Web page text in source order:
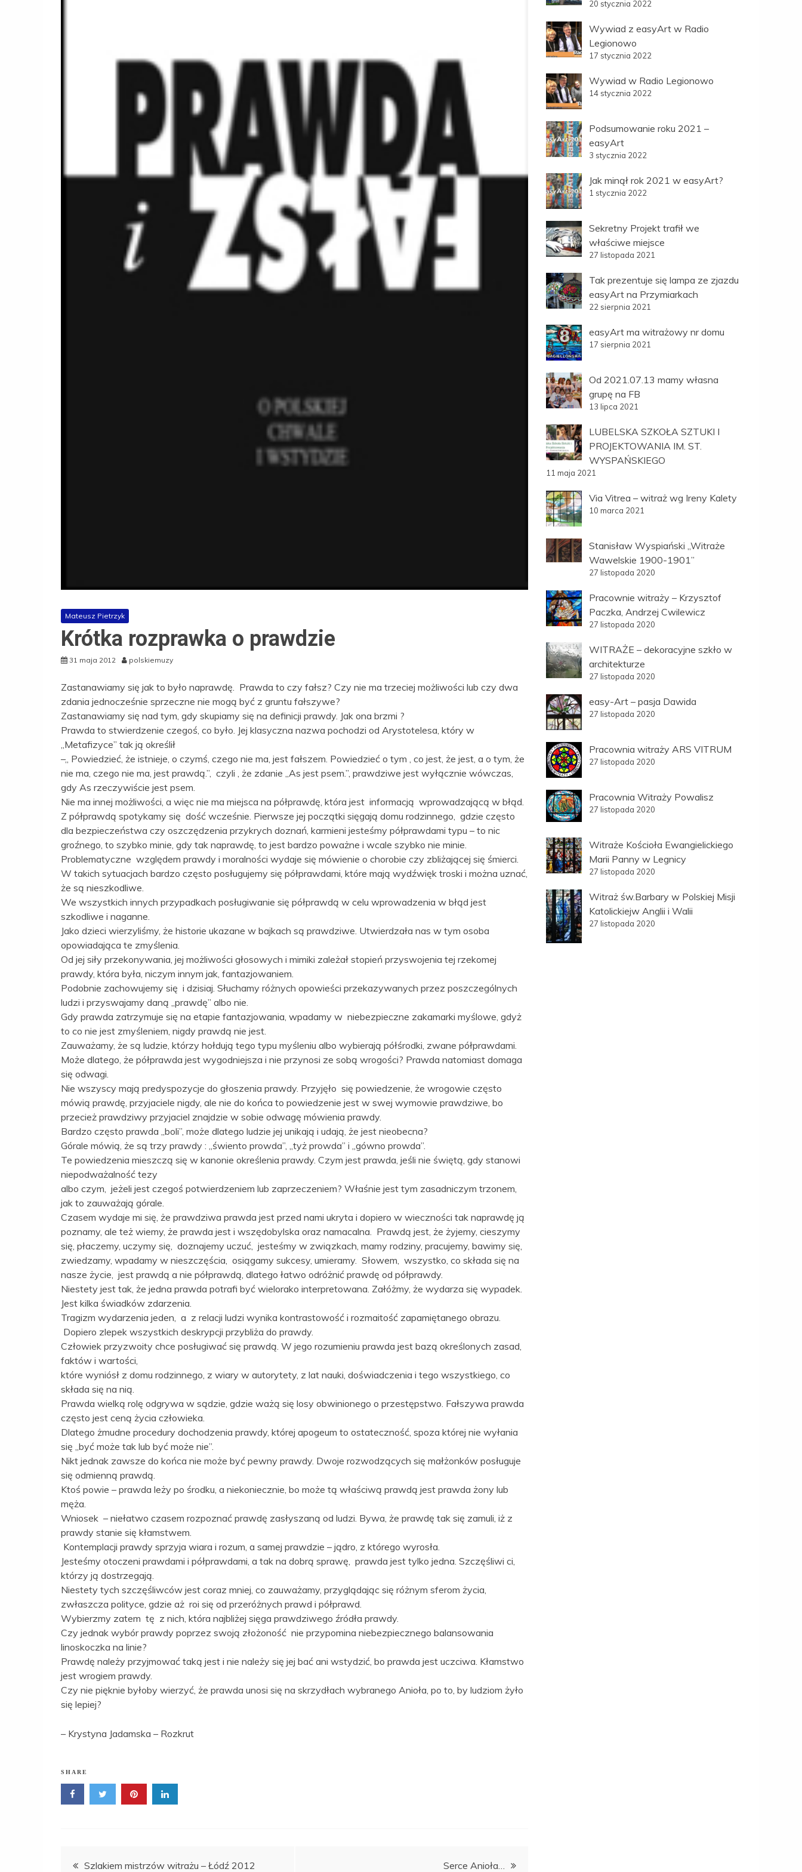
Mateusz Pietrzyk
Krótka rozprawka o prawdzie
31 maja 2012 polskiemuzy
Zastanawiamy się jak to było naprawdę. Prawda to czy fałsz? Czy nie ma trzeciej możliwości lub czy dwa
zdania jednocześnie sprzeczne nie mogą być z gruntu fałszywe?
Zastanawiamy się nad tym, gdy skupiamy się na definicji prawdy. Jak ona brzmi ?
Prawda to stwierdzenie czegoś, co było. Jej klasyczna nazwa pochodzi od Arystotelesa, który w
„Metafizyce” tak ją określił
–„ Powiedzieć, że istnieje, o czymś, czego nie ma, jest fałszem. Powiedzieć o tym , co jest, że jest, a o tym, że
nie ma, czego nie ma, jest prawdą.”, czyli , że zdanie „As jest psem.”, prawdziwe jest wyłącznie wówczas,
gdy As rzeczywiście jest psem.
Nie ma innej możliwości, a więc nie ma miejsca na półprawdę, która jest informacją wprowadzającą w błąd.
Z półprawdą spotykamy się dość wcześnie. Pierwsze jej początki sięgają domu rodzinnego, gdzie często
dla bezpieczeństwa czy oszczędzenia przykrych doznań, karmieni jesteśmy półprawdami typu – to nic
groźnego, to szybko minie, gdy tak naprawdę, to jest bardzo poważne i wcale szybko nie minie.
Problematyczne względem prawdy i moralności wydaje się mówienie o chorobie czy zbliżającej się śmierci.
W takich sytuacjach bardzo często posługujemy się półprawdami, które mają wydźwięk troski i można uznać,
że są nieszkodliwe.
We wszystkich innych przypadkach posługiwanie się półprawdą w celu wprowadzenia w błąd jest
szkodliwe i naganne.
Jako dzieci wierzyliśmy, że historie ukazane w bajkach są prawdziwe. Utwierdzała nas w tym osoba
opowiadająca te zmyślenia.
Od jej siły przekonywania, jej możliwości głosowych i mimiki zależał stopień przyswojenia tej rzekomej
prawdy, która była, niczym innym jak, fantazjowaniem.
Podobnie zachowujemy się i dzisiaj. Słuchamy różnych opowieści przekazywanych przez poszczególnych
ludzi i przyswajamy daną „prawdę” albo nie.
Gdy prawda zatrzymuje się na etapie fantazjowania, wpadamy w niebezpieczne zakamarki myślowe, gdyż
to co nie jest zmyśleniem, nigdy prawdą nie jest.
Zauważamy, że są ludzie, którzy hołdują tego typu myśleniu albo wybierają półśrodki, zwane półprawdami.
Może dlatego, że półprawda jest wygodniejsza i nie przynosi ze sobą wrogości? Prawda natomiast domaga
się odwagi.
Nie wszyscy mają predyspozycje do głoszenia prawdy. Przyjęło się powiedzenie, że wrogowie często
mówią prawdę, przyjaciele nigdy, ale nie do końca to powiedzenie jest w swej wymowie prawdziwe, bo
przecież prawdziwy przyjaciel znajdzie w sobie odwagę mówienia prawdy.
Bardzo często prawda „boli”, może dlatego ludzie jej unikają i udają, że jest nieobecna?
Górale mówią, że są trzy prawdy : „świento prowda”, „tyż prowda” i „gówno prowda”.
Te powiedzenia mieszczą się w kanonie określenia prawdy. Czym jest prawda, jeśli nie świętą, gdy stanowi
niepodważalność tezy
albo czym, jeżeli jest czegoś potwierdzeniem lub zaprzeczeniem? Właśnie jest tym zasadniczym trzonem,
jak to zauważają górale.
Czasem wydaje mi się, że prawdziwa prawda jest przed nami ukryta i dopiero w wieczności tak naprawdę ją
poznamy, ale też wiemy, że prawda jest i wszędobylska oraz namacalna. Prawdą jest, że żyjemy, cieszymy
się, płaczemy, uczymy się, doznajemy uczuć, jesteśmy w związkach, mamy rodziny, pracujemy, bawimy się,
zwiedzamy, wpadamy w nieszczęścia, osiągamy sukcesy, umieramy. Słowem, wszystko, co składa się na
nasze życie, jest prawdą a nie półprawdą, dlatego łatwo odróżnić prawdę od półprawdy.
Niestety jest tak, że jedna prawda potrafi być wielorako interpretowana. Załóżmy, że wydarza się wypadek.
Jest kilka świadków zdarzenia.
Tragizm wydarzenia jeden, a z relacji ludzi wynika kontrastowość i rozmaitość zapamiętanego obrazu.
Dopiero zlepek wszystkich deskrypcji przybliża do prawdy.
Człowiek przyzwoity chce posługiwać się prawdą. W jego rozumieniu prawda jest bazą określonych zasad,
faktów i wartości,
które wyniósł z domu rodzinnego, z wiary w autorytety, z lat nauki, doświadczenia i tego wszystkiego, co
składa się na nią.
Prawda wielką rolę odgrywa w sądzie, gdzie ważą się losy obwinionego o przestępstwo. Fałszywa prawda
często jest ceną życia człowieka.
Dlatego żmudne procedury dochodzenia prawdy, której apogeum to ostateczność, spoza której nie wyłania
się „być może tak lub być może nie”.
Nikt jednak zawsze do końca nie może być pewny prawdy. Dwoje rozwodzących się małżonków posługuje
się odmienną prawdą.
Ktoś powie – prawda leży po środku, a niekoniecznie, bo może tą właściwą prawdą jest prawda żony lub
męża.
Wniosek – niełatwo czasem rozpoznać prawdę zasłyszaną od ludzi. Bywa, że prawdę tak się zamuli, iż z
prawdy stanie się kłamstwem.
Kontemplacji prawdy sprzyja wiara i rozum, a samej prawdzie – jądro, z którego wyrosła.
Jesteśmy otoczeni prawdami i półprawdami, a tak na dobrą sprawę, prawda jest tylko jedna. Szczęśliwi ci,
którzy ją dostrzegają.
Niestety tych szczęśliwców jest coraz mniej, co zauważamy, przyglądając się różnym sferom życia,
zwłaszcza polityce, gdzie aż roi się od przeróżnych prawd i półprawd.
Wybierzmy zatem tę z nich, która najbliżej sięga prawdziwego źródła prawdy.
Czy jednak wybór prawdy poprzez swoją złożoność nie przypomina niebezpiecznego balansowania
linoskoczka na linie?
Prawdę należy przyjmować taką jest i nie należy się jej bać ani wstydzić, bo prawda jest uczciwa. Kłamstwo
jest wrogiem prawdy.
Czy nie pięknie byłoby wierzyć, że prawda unosi się na skrzydłach wybranego Anioła, po to, by ludziom żyło
się lepiej?
– Krystyna Jadamska – Rozkrut
SHARE
Nawigacja
Szlakiem mistrzów witrażu – Łódź 2012 Serce Anioła…
20 stycznia 2022
Wywiad z easyArt w Radio
Legionowo
17 stycznia 2022
Wywiad w Radio Legionowo
14 stycznia 2022
Podsumowanie roku 2021 –
easyArt
3 stycznia 2022
Jak minął rok 2021 w easyArt?
1 stycznia 2022
Sekretny Projekt trafił we
właściwe miejsce
27 listopada 2021
Tak prezentuje się lampa ze zjazdu
easyArt na Przymiarkach
22 sierpnia 2021
easyArt ma witrażowy nr domu
17 sierpnia 2021
Od 2021.07.13 mamy własna
grupę na FB
13 lipca 2021
LUBELSKA SZKOŁA SZTUKI I
PROJEKTOWANIA IM. ST.
WYSPAŃSKIEGO
11 maja 2021
Via Vitrea – witraż wg Ireny Kalety
10 marca 2021
Stanisław Wyspiański „Witraże
Wawelskie 1900-1901”
27 listopada 2020
Pracownie witraży – Krzysztof
Paczka, Andrzej Cwilewicz
27 listopada 2020
WITRAŻE – dekoracyjne szkło w
architekturze
27 listopada 2020
easy-Art – pasja Dawida
27 listopada 2020
Pracownia witraży ARS VITRUM
27 listopada 2020
Pracownia Witraży Powalisz
27 listopada 2020
Witraże Kościoła Ewangielickiego
Marii Panny w Legnicy
27 listopada 2020
Witraż św.Barbary w Polskiej Misji
Katolickiejw Anglii i Walii
27 listopada 2020